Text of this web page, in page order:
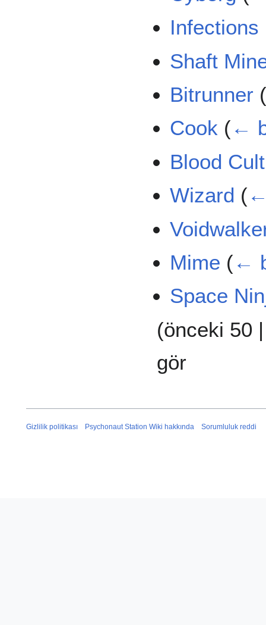
Infections
Shaft
Bitrunner
Cook (←
Blood Cult
Wizard (
Mime (←
Space
(önceki 50
gör
Gizlilik politikası Psychonaut Station Wiki hakkında Sorumluluk reddi